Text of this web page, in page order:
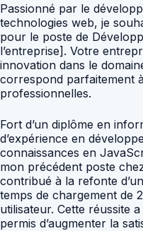
Passionné par le
technologies web, je
pour le poste de
l’entreprise]. Votre
innovation dans le
correspond parfaitement
professionnelles.
Fort d’un diplôme en
d’expérience en
connaissances en
mon précédent poste
contribué à la refonte
temps de chargement de
utilisateur. Cette réussite
permis d’augmenter la